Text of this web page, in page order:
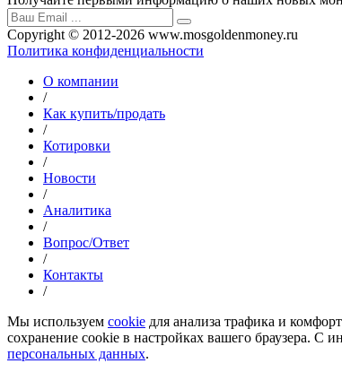
Copyright © 2012-2026 www.mosgoldenmoney.ru
Политика конфиденциальности
О компании
/
Как купить/продать
/
Котировки
/
Новости
/
Аналитика
/
Вопрос/Ответ
/
Контакты
/
Мы используем cookie для анализа трафика и
сохранение cookie в настройках вашего браузера. С
персональных данных.